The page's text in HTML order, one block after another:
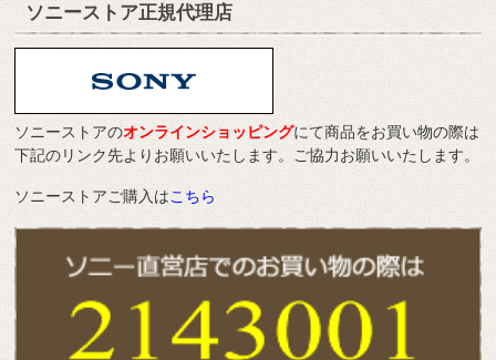
ソニーストア正規代理店
ソニーストアのオンラインショッピングにて商品をお買い物の際は
下記のリンク先よりお願いいたします。ご協力お願いいたします。
ソニーストアご購入はこちら